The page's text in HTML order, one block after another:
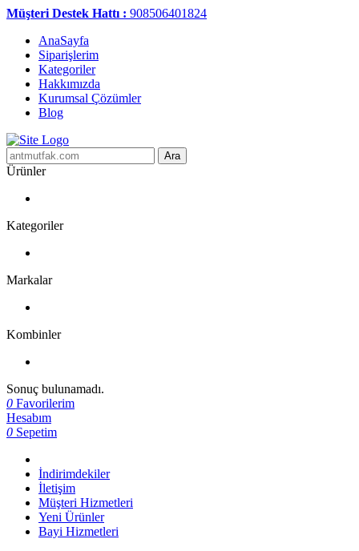
Müşteri Destek Hattı : 908506401824
AnaSayfa
Siparişlerim
Kategoriler
Hakkımızda
Kurumsal Çözümler
Blog
Ara
Ürünler
Kategoriler
Markalar
Kombinler
Sonuç bulunamadı.
0 Favorilerim
Hesabım
0 Sepetim
İndirimdekiler
İletişim
Müşteri Hizmetleri
Yeni Ürünler
Bayi Hizmetleri